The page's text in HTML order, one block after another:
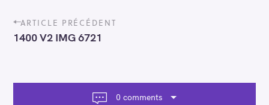
P
o
s
a
ARTICLE PRÉCÉDENT
1400 V2 IMG 6721
0 comments